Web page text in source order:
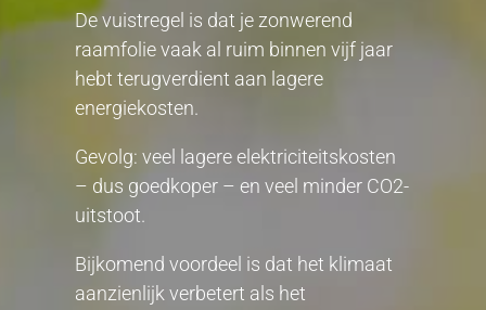
De vuistregel is dat je zonwerend
raamfolie vaak al ruim binnen vijf jaar
hebt terugverdient aan lagere
energiekosten.
Gevolg: veel lagere elektriciteitskosten
– dus goedkoper – en veel minder CO2-
uitstoot.
Bijkomend voordeel is dat het klimaat
aanzienlijk verbetert als het